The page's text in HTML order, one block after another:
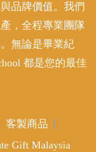
品牌價值。我們
，全程專業團隊
無論是畢業紀
都是您的最佳
客製商品
Gift Malaysia